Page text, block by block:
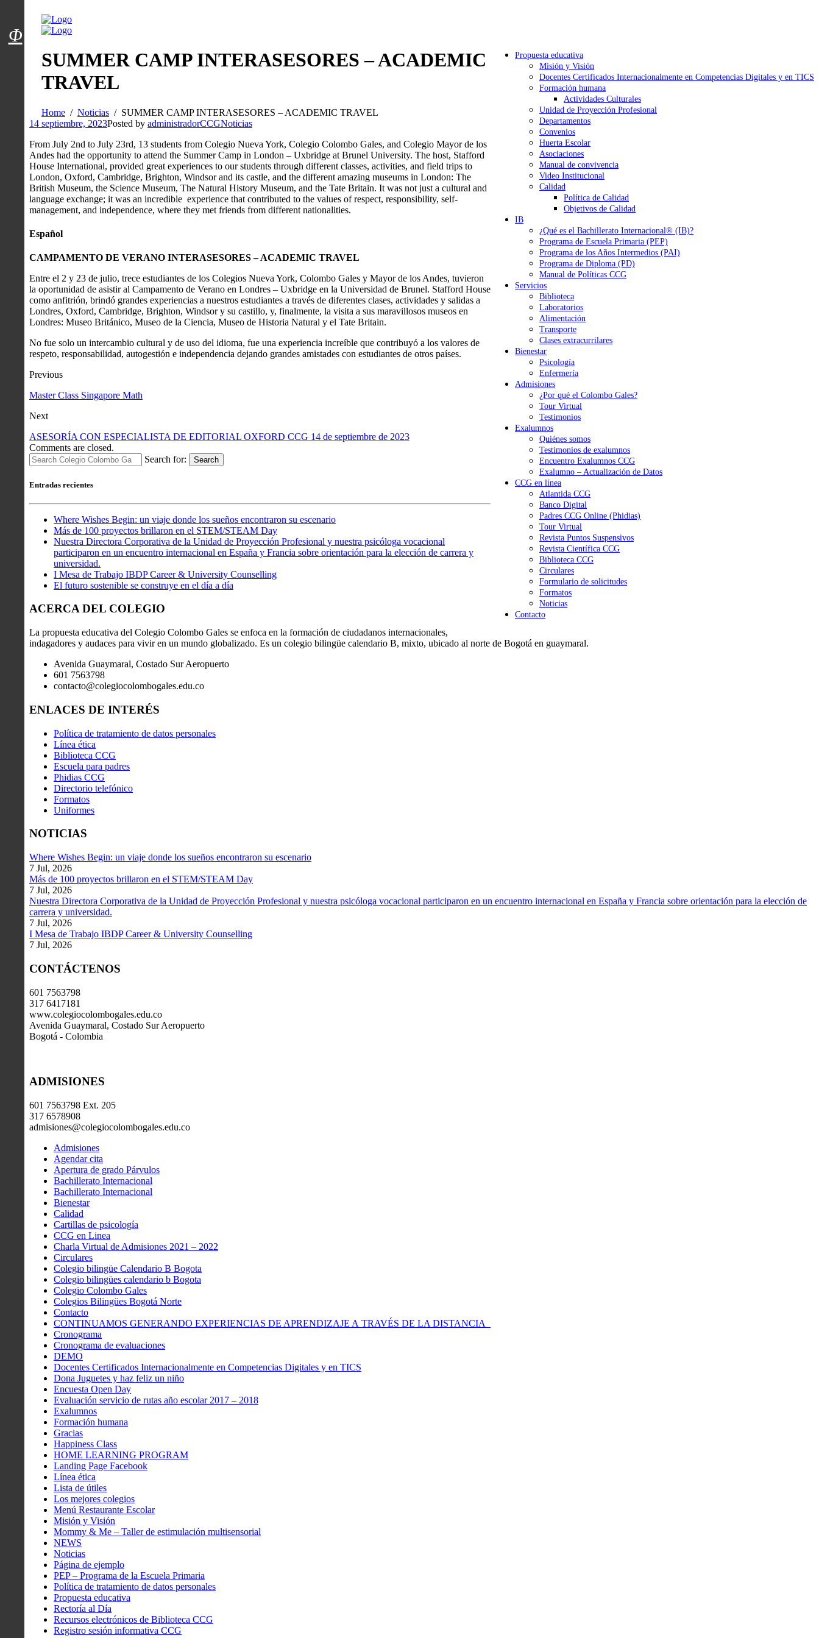
Menú usuarios
Propuesta educativa
Misión y Visión
Docentes Certificados Internacionalmente en Competencias Digitales y en TICS
Formación humana
Actividades Culturales
Unidad de Proyección Profesional
Departamentos
Convenios
Huerta Escolar
Asociaciones
Manual de convivencia
Video Institucional
Calidad
Política de Calidad
Objetivos de Calidad
IB
¿Qué es el Bachillerato Internacional® (IB)?
Programa de Escuela Primaria (PEP)
Programa de los Años Intermedios (PAI)
Programa de Diploma (PD)
Manual de Políticas CCG
Servicios
Biblioteca
Laboratorios
Alimentación
Transporte
Clases extracurrilares
Bienestar
Psicología
Enfermería
Admisiones
¿Por qué el Colombo Gales?
Tour Virtual
Testimonios
Exalumnos
Quiénes somos
Testimonios de exalumnos
Encuentro Exalumnos CCG
Exalumno – Actualización de Datos
CCG en línea
Atlantida CCG
Banco Digital
Padres CCG Online (Phidias)
Tour Virtual
Revista Puntos Suspensivos
Revista Científica CCG
Biblioteca CCG
Circulares
Formulario de solicitudes
Formatos
Noticias
Contacto
SUMMER CAMP INTERASESORES – ACADEMIC
TRAVEL
Home Noticias
SUMMER CAMP INTERASESORES – ACADEMIC TRAVEL
14 septiembre, 2023Posted by administradorCCGNoticias
From July 2nd to July 23rd, 13 students from Colegio Nueva York, Colegio Colombo Gales, and Colegio Mayor de los
Andes had the opportunity to attend the Summer Camp in London – Uxbridge at Brunel University. The host, Stafford
House International, provided great experiences to our students through different classes, activities, and field trips to
London, Oxford, Cambridge, Brighton, Windsor and its castle, and the different amazing museums in London: The
British Museum, the Science Museum, The Natural History Museum, and the Tate Britain. It was not just a cultural and
language exchange; it was an incredible experience that contributed to the values of respect, responsibility, self-
management, and independence, where they met friends from different nationalities.
Español
CAMPAMENTO DE VERANO INTERASESORES – ACADEMIC TRAVEL
Entre el 2 y 23 de julio, trece estudiantes de los Colegios Nueva York, Colombo Gales y Mayor de los Andes, tuvieron
la oportunidad de asistir al Campamento de Verano en Londres – Uxbridge en la Universidad de Brunel. Stafford House
como anfitrión, brindó grandes experiencias a nuestros estudiantes a través de diferentes clases, actividades y salidas a
Londres, Oxford, Cambridge, Brighton, Windsor y su castillo, y, finalmente, la visita a sus maravillosos museos en
Londres: Museo Británico, Museo de la Ciencia, Museo de Historia Natural y el Tate Britain.
No fue solo un intercambio cultural y de uso del idioma, fue una experiencia increíble que contribuyó a los valores de
respeto, responsabilidad, autogestión e independencia dejando grandes amistades con estudiantes de otros países.
Previous
Master Class Singapore Math
Next
ASESORÍA CON ESPECIALISTA DE EDITORIAL OXFORD CCG 14 de septiembre de 2023
Comments are closed.
Search for:
Search
Entradas recientes
Where Wishes Begin: un viaje donde los sueños encontraron su escenario
Más de 100 proyectos brillaron en el STEM/STEAM Day
Nuestra Directora Corporativa de la Unidad de Proyección Profesional y nuestra psicóloga vocacional
participaron en un encuentro internacional en España y Francia sobre orientación para la elección de carrera y
universidad.
I Mesa de Trabajo IBDP Career & University Counselling
El futuro sostenible se construye en el día a día
ACERCA DEL COLEGIO
La propuesta educativa del Colegio Colombo Gales se enfoca en la formación de ciudadanos internacionales,
indagadores y audaces para vivir en un mundo globalizado. Es un colegio bilingüe calendario B, mixto, ubicado al norte de Bogotá en guaymaral.
Avenida Guaymaral, Costado Sur Aeropuerto
601 7563798
contacto@colegiocolombogales.edu.co
ENLACES DE INTERÉS
Política de tratamiento de datos personales
Línea ética
Biblioteca CCG
Escuela para padres
Phidias CCG
Directorio telefónico
Formatos
Uniformes
NOTICIAS
Where Wishes Begin: un viaje donde los sueños encontraron su escenario
7 Jul, 2026
Más de 100 proyectos brillaron en el STEM/STEAM Day
7 Jul, 2026
Nuestra Directora Corporativa de la Unidad de Proyección Profesional y nuestra psicóloga vocacional participaron en un encuentro internacional en España y Francia sobre orientación para la elección de
carrera y universidad.
7 Jul, 2026
I Mesa de Trabajo IBDP Career & University Counselling
7 Jul, 2026
CONTÁCTENOS
601 7563798
317 6417181
www.colegiocolombogales.edu.co
Avenida Guaymaral, Costado Sur Aeropuerto
Bogotá - Colombia
ADMISIONES
601 7563798 Ext. 205
317 6578908
admisiones@colegiocolombogales.edu.co
Admisiones
Agendar cita
Apertura de grado Párvulos
Bachillerato Internacional
Bachillerato Internacional
Bienestar
Calidad
Cartillas de psicología
CCG en Linea
Charla Virtual de Admisiones 2021 – 2022
Circulares
Colegio bilingüe Calendario B Bogota
Colegio bilingües calendario b Bogota
Colegio Colombo Gales
Colegios Bilingües Bogotá Norte
Contacto
CONTINUAMOS GENERANDO EXPERIENCIAS DE APRENDIZAJE A TRAVÉS DE LA DISTANCIA
Cronograma
Cronograma de evaluaciones
DEMO
Docentes Certificados Internacionalmente en Competencias Digitales y en TICS
Dona Juguetes y haz feliz un niño
Encuesta Open Day
Evaluación servicio de rutas año escolar 2017 – 2018
Exalumnos
Formación humana
Gracias
Happiness Class
HOME LEARNING PROGRAM
Landing Page Facebook
Línea ética
Lista de útiles
Los mejores colegios
Menú Restaurante Escolar
Misión y Visión
Mommy & Me – Taller de estimulación multisensorial
NEWS
Noticias
Página de ejemplo
PEP – Programa de la Escuela Primaria
Política de tratamiento de datos personales
Propuesta educativa
Rectoría al Día
Recursos electrónicos de Biblioteca CCG
Registro sesión informativa CCG
Φ